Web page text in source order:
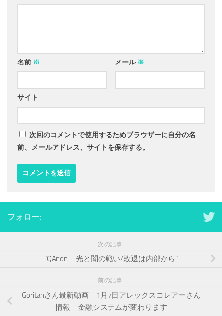
名前 ※ メール ※
サイト
次回のコメントで使用するためブラウザーに自分の名
前、メールアドレス、サイトを保存する。
フォロー:
次の記事
”QAnon – 光と闇の戦い/敗退は内部から”
前の記事
Goritanさん最新動画 1月7日アレックスコレアーさん
情報 金融システムが変わります